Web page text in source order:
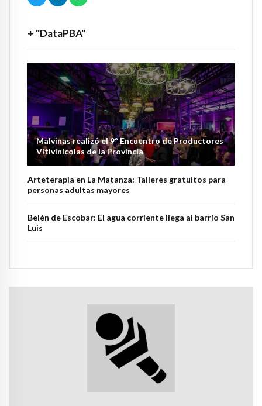
+ "DataPBA"
Malvinas realizó el 9º Encuentro de Productores
Vitivinícolas de la Provincia
Arteterapia en La Matanza: Talleres gratuitos para
personas adultas mayores
Belén de Escobar: El agua corriente llega al barrio San
Luis